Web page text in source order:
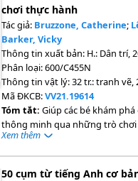
chơi thực hành
Tác giả: Bruzzone, Catherine;
Barker, Vicky
Thông tin xuất bản: H.: Dân trí,
Phân loại:600/C455N
Thông tin vật lý:32 tr.: tranh vẽ,
Mã ĐKCB:VV21.19614
Tóm tắt: Giúp các bé khám
thông minh qua những trò
sống động, qua những lời giải
Xem thêm
50 cụm từ tiếng Anh cơ